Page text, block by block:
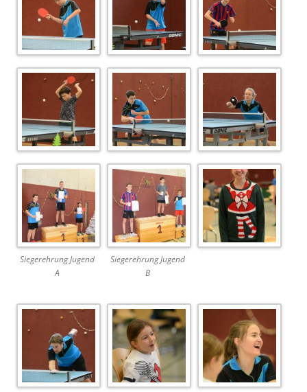
Siegerehrung Jugend
A
Siegerehrung Jugend
B